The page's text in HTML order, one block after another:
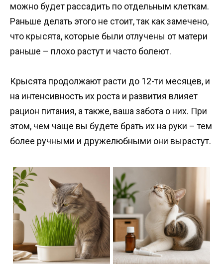
можно будет рассадить по отдельным клеткам.
Раньше делать этого не стоит, так как замечено,
что крысята, которые были отлучены от матери
раньше – плохо растут и часто болеют.
Крысята продолжают расти до 12-ти месяцев, и
на интенсивность их роста и развития влияет
рацион питания, а также, ваша забота о них. При
этом, чем чаще вы будете брать их на руки – тем
более ручными и дружелюбными они вырастут.